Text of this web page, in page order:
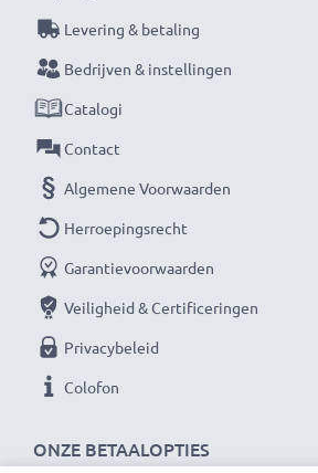
ONZE BETAALOPTIES
Levering & betaling
Bedrijven & instellingen
Catalogi
Contact
Algemene Voorwaarden
Herroepingsrecht
Garantievoorwaarden
Veiligheid & Certificeringen
Privacybeleid
Colofon